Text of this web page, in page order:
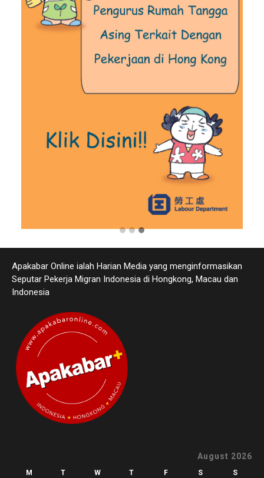
Apakabar Online ialah Harian Media yang menginformasikan
Seputar Pekerja Migran Indonesia di Hongkong, Macau dan
Indonesia
August 2026
M T W T F S S